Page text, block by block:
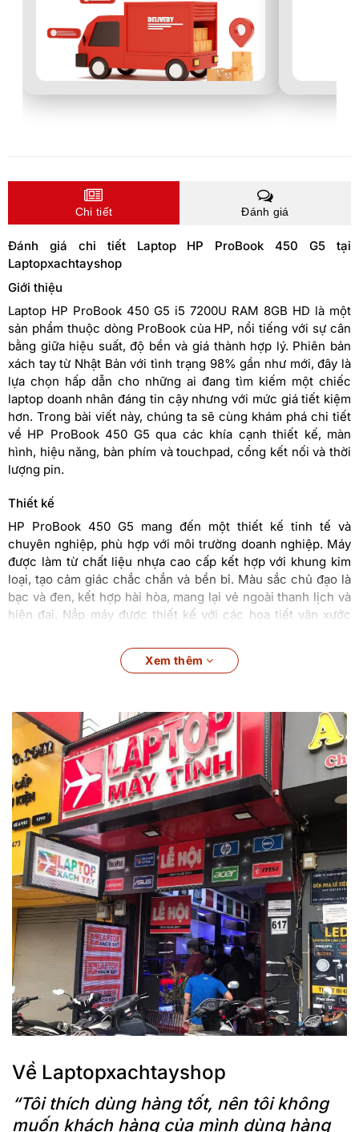
Chi tiết Đánh giá
Đánh giá chi tiết Laptop HP ProBook 450 G5 tại
Laptopxachtayshop
Giới thiệu
Laptop HP ProBook 450 G5 i5 7200U RAM 8GB HD là một
sản phẩm thuộc dòng ProBook của HP, nổi tiếng với sự cân
bằng giữa hiệu suất, độ bền và giá thành hợp lý. Phiên bản
xách tay từ Nhật Bản với tình trạng 98% gần như mới, đây là
lựa chọn hấp dẫn cho những ai đang tìm kiếm một chiếc
laptop doanh nhân đáng tin cậy nhưng với mức giá tiết kiệm
hơn. Trong bài viết này, chúng ta sẽ cùng khám phá chi tiết
về HP ProBook 450 G5 qua các khía cạnh thiết kế, màn
hình, hiệu năng, bàn phím và touchpad, cổng kết nối và thời
lượng pin.
Thiết kế
HP ProBook 450 G5 mang đến một thiết kế tinh tế và
chuyên nghiệp, phù hợp với môi trường doanh nghiệp. Máy
được làm từ chất liệu nhựa cao cấp kết hợp với khung kim
loại, tạo cảm giác chắc chắn và bền bỉ. Màu sắc chủ đạo là
bạc và đen, kết hợp hài hòa, mang lại vẻ ngoài thanh lịch và
hiện đại. Nắp máy được thiết kế với các họa tiết vân xước
nề, dễ dàng mang theo khi di chuyển. Bản lề của máy khá
chắc chắn, cho phép mở rộng màn hình lên đến 135 độ, giúp
người dùng dễ dàng điều chỉnh góc nhìn phù hợp khi làm
việc. Thiết kế tổng thể của ProBook 450 G5 mang lại cảm
giác mạnh mẽ và chuyên nghiệp, phù hợp với những ai cần
một chiếc laptop đáng tin cậy cho công việc hàng ngày.
Xem thêm
Về Laptopxachtayshop
“Tôi thích dùng hàng tốt, nên tôi không
muốn khách hàng của mình dùng hàng